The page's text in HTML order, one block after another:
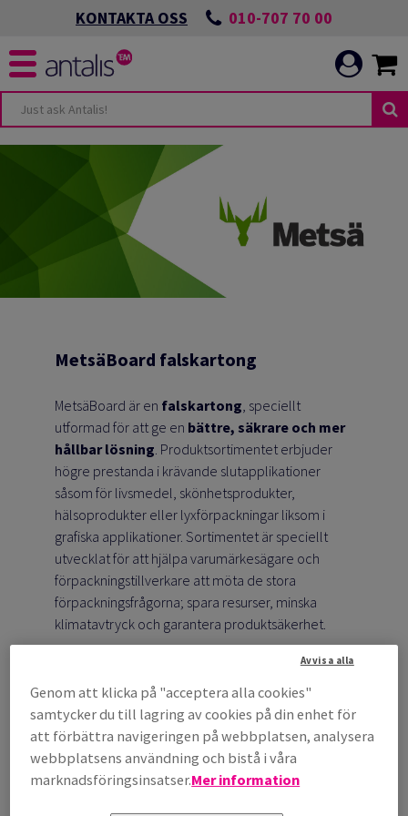
KONTAKTA OSS 010-707 70 00
MetsäBoard falskartong
MetsäBoard är en falskartong, speciellt
utformad för att ge en bättre, säkrare och mer
hållbar lösning. Produktsortimentet erbjuder
högre prestanda i krävande slutapplikationer
såsom för livsmedel, skönhetsprodukter,
hälsoprodukter eller lyxförpackningar liksom i
grafiska applikationer. Sortimentet är speciellt
utvecklat för att hjälpa varumärkesägare och
förpackningstillverkare att möta de stora
förpackningsfrågorna; spara resurser, minska
klimatavtryck och garantera produktsäkerhet.
Genom att klicka på "acceptera alla cookies"
samtycker du till lagring av cookies på din enhet för
att förbättra navigeringen på webbplatsen, analysera
webbplatsens användning och bistå i våra
marknadsföringsinsatser.Mer information
Avvisa alla